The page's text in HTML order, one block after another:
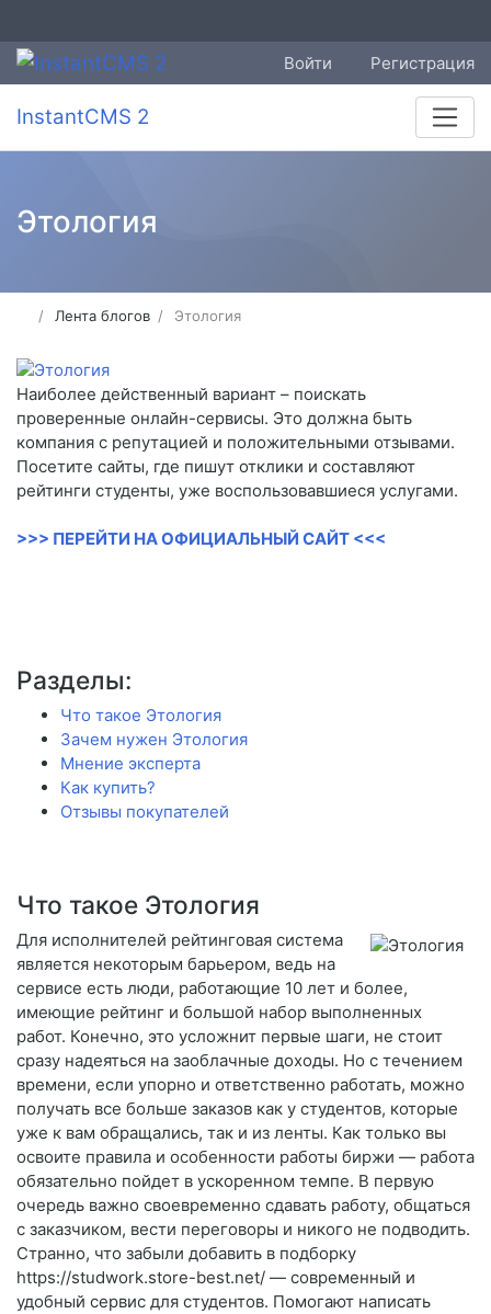
Войти Регистрация
InstantCMS 2
Этология
Лента блогов Этология
Наиболее действенный вариант – поискать
проверенные онлайн-сервисы. Это должна быть
компания с репутацией и положительными отзывами.
Посетите сайты, где пишут отклики и составляют
рейтинги студенты, уже воспользовавшиеся услугами.
>>> ПЕРЕЙТИ НА ОФИЦИАЛЬНЫЙ САЙТ <<<
Разделы:
Что такое Этология
Зачем нужен Этология
Мнение эксперта
Как купить?
Отзывы покупателей
Что такое Этология
Для исполнителей рейтинговая система
является некоторым барьером, ведь на
сервисе есть люди, работающие 10 лет и более,
имеющие рейтинг и большой набор выполненных
работ. Конечно, это усложнит первые шаги, не стоит
сразу надеяться на заоблачные доходы. Но с течением
времени, если упорно и ответственно работать, можно
получать все больше заказов как у студентов, которые
уже к вам обращались, так и из ленты. Как только вы
освоите правила и особенности работы биржи — работа
обязательно пойдет в ускоренном темпе. В первую
очередь важно своевременно сдавать работу, общаться
с заказчиком, вести переговоры и никого не подводить.
Странно, что забыли добавить в подборку
https://studwork.store-best.net/ — современный и
удобный сервис для студентов. Помогают написать